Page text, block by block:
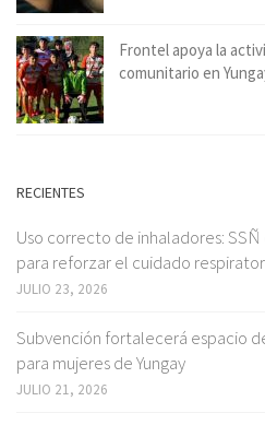
Frontel apoya la
comunitario en
RECIENTES
Uso correcto de inhaladores:
para reforzar el cuidado
JULIO 23, 2026
Subvención fortalecerá espacio
para mujeres de Yungay
JULIO 21, 2026